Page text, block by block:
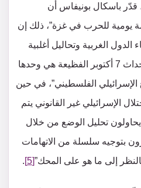
29 شباط/فبراير 2024، قدّر باسكال بونيفاس أن
يومية للحرب في غزة”، ذلك إن
الغربية وتحاليل أغلبية
وسائل الإعلام توحي “بأن أحداث 7 أكتوبر الفظيعة هي وحدها
الإسرائيلي الفلسطيني”، في حين
الإسرائيلي غير القانوني يتم
يحاولون تحليل الوضع من خلال
بتوجيه سلسلة من الاتهامات
إلى ما هو على المحك”[5]
.